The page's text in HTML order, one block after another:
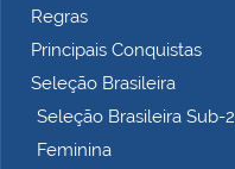
Regras
Principais Conquistas
Seleção Brasileira
Seleção Brasileira Sub-
Feminina